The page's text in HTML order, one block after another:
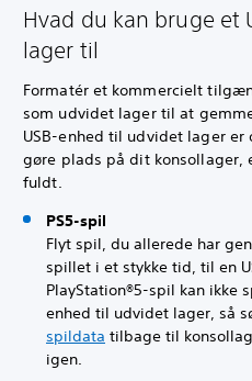
Hvad du kan bruge et
lager til
Formatér et kommercielt
som udvidet lager til at
USB-enhed til udvidet lager
gøre plads på dit konsollager,
fuldt.
PS5-spil
Flyt spil, du allerede har
spillet i et stykke tid, til en
PlayStation®5-spil kan ikke
enhed til udvidet lager, så
spildata tilbage til
igen.